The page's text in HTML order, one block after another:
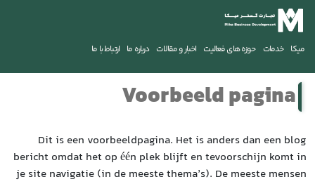
bericht
je site